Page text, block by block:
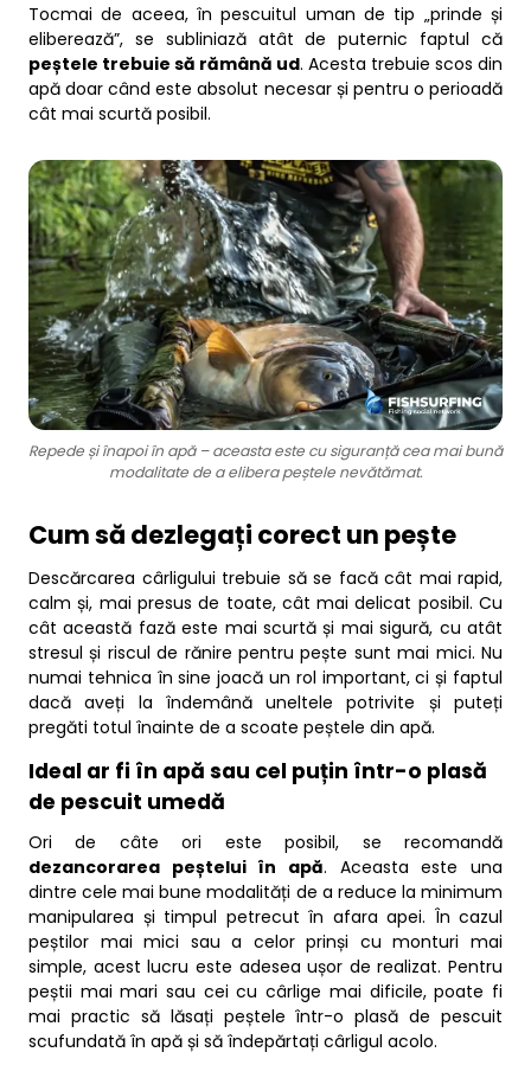
Tocmai de aceea, în pescuitul uman de tip „prinde și
eliberează”, se subliniază atât de puternic faptul că
peștele trebuie să rămână ud. Acesta trebuie scos din
apă doar când este absolut necesar și pentru o perioadă
cât mai scurtă posibil.
Repede și înapoi în apă – aceasta este cu siguranță cea mai bună
modalitate de a elibera peștele nevătămat.
Cum să dezlegați corect un pește
Descărcarea cârligului trebuie să se facă cât mai rapid,
calm și, mai presus de toate, cât mai delicat posibil. Cu
cât această fază este mai scurtă și mai sigură, cu atât
stresul și riscul de rănire pentru pește sunt mai mici. Nu
numai tehnica în sine joacă un rol important, ci și faptul
dacă aveți la îndemână uneltele potrivite și puteți
pregăti totul înainte de a scoate peștele din apă.
Ideal ar fi în apă sau cel puțin într-o plasă
de pescuit umedă
Ori de câte ori este posibil, se recomandă
dezancorarea peștelui în apă. Aceasta este una
dintre cele mai bune modalități de a reduce la minimum
manipularea și timpul petrecut în afara apei. În cazul
peștilor mai mici sau a celor prinși cu monturi mai
simple, acest lucru este adesea ușor de realizat. Pentru
peștii mai mari sau cei cu cârlige mai dificile, poate fi
mai practic să lăsați peștele într-o plasă de pescuit
scufundată în apă și să îndepărtați cârligul acolo.